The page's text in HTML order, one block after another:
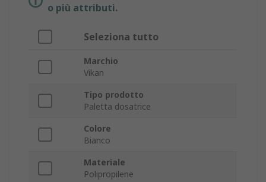
o più attributi.
Seleziona tutto
Marchio
Vikan
Tipo prodotto
Paletta dosatrice
Colore
Bianco
Materiale
Polipropilene